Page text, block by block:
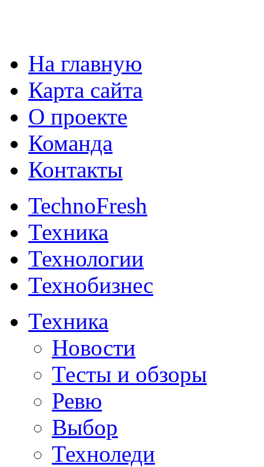
На главную
Карта сайта
О проекте
Команда
Контакты
TechnoFresh
Техника
Технологии
Технобизнес
Техника
Новости
Тесты и обзоры
Ревю
Выбор
Техноледи